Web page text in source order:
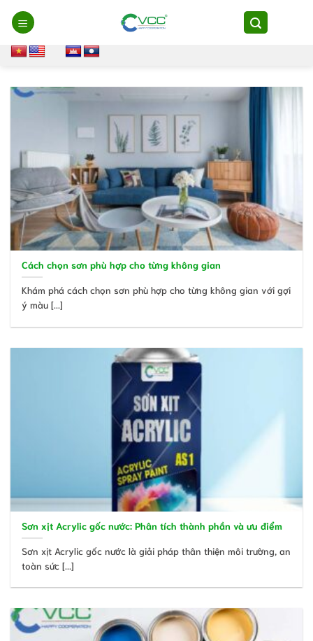
Chuyển
đến
nội
dung
Cách chọn sơn phù hợp cho từng không gian
Khám phá cách chọn sơn phù hợp cho từng không gian với gợi
ý màu [...]
Sơn xịt Acrylic gốc nước: Phân tích thành phần và ưu điểm
Sơn xịt Acrylic gốc nước là giải pháp thân thiện môi trường, an
toàn sức [...]